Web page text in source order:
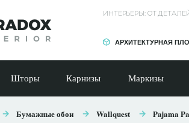
ИНТЕРЬЕРЫ: ОТ
АРХИТЕКТУРНАЯ
Шторы Карнизы Маркизы
Бумажные обои Wallquest Pajama